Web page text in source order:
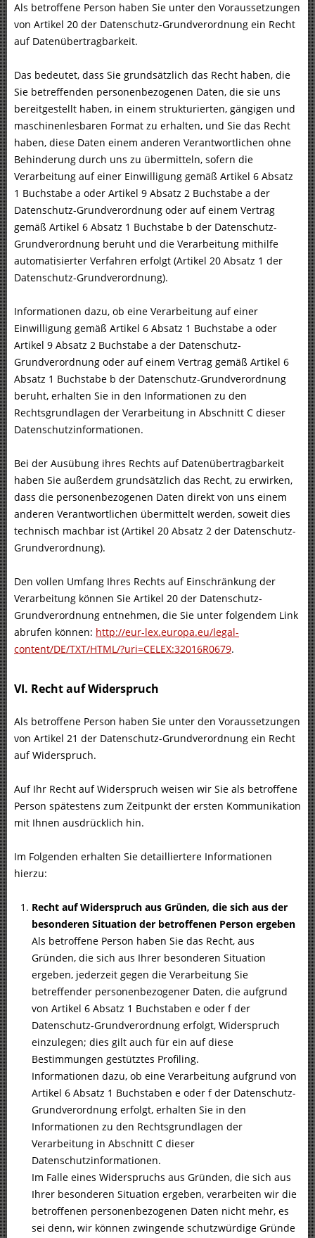
Als betroffene Person haben Sie unter den Voraussetzungen
von Artikel 20 der Datenschutz-Grundverordnung ein Recht
auf Datenübertragbarkeit.
Das bedeutet, dass Sie grundsätzlich das Recht haben, die
Sie betreffenden personenbezogenen Daten, die sie uns
bereitgestellt haben, in einem strukturierten, gängigen und
maschinenlesbaren Format zu erhalten, und Sie das Recht
haben, diese Daten einem anderen Verantwortlichen ohne
Behinderung durch uns zu übermitteln, sofern die
Verarbeitung auf einer Einwilligung gemäß Artikel 6 Absatz
1 Buchstabe a oder Artikel 9 Absatz 2 Buchstabe a der
Datenschutz-Grundverordnung oder auf einem Vertrag
gemäß Artikel 6 Absatz 1 Buchstabe b der Datenschutz-
Grundverordnung beruht und die Verarbeitung mithilfe
automatisierter Verfahren erfolgt (Artikel 20 Absatz 1 der
Datenschutz-Grundverordnung).
Informationen dazu, ob eine Verarbeitung auf einer
Einwilligung gemäß Artikel 6 Absatz 1 Buchstabe a oder
Artikel 9 Absatz 2 Buchstabe a der Datenschutz-
Grundverordnung oder auf einem Vertrag gemäß Artikel 6
Absatz 1 Buchstabe b der Datenschutz-Grundverordnung
beruht, erhalten Sie in den Informationen zu den
Rechtsgrundlagen der Verarbeitung in Abschnitt C dieser
Datenschutzinformationen.
Bei der Ausübung ihres Rechts auf Datenübertragbarkeit
haben Sie außerdem grundsätzlich das Recht, zu erwirken,
dass die personenbezogenen Daten direkt von uns einem
anderen Verantwortlichen übermittelt werden, soweit dies
technisch machbar ist (Artikel 20 Absatz 2 der Datenschutz-
Grundverordnung).
Den vollen Umfang Ihres Rechts auf Einschränkung der
Verarbeitung können Sie Artikel 20 der Datenschutz-
Grundverordnung entnehmen, die Sie unter folgendem Link
abrufen können: http://eur-lex.europa.eu/legal-
content/DE/TXT/HTML/?uri=CELEX:32016R0679.
VI. Recht auf Widerspruch
Als betroffene Person haben Sie unter den Voraussetzungen
von Artikel 21 der Datenschutz-Grundverordnung ein Recht
auf Widerspruch.
Auf Ihr Recht auf Widerspruch weisen wir Sie als betroffene
Person spätestens zum Zeitpunkt der ersten Kommunikation
mit Ihnen ausdrücklich hin.
Im Folgenden erhalten Sie detailliertere Informationen
hierzu:
Recht auf Widerspruch aus Gründen, die sich aus der
besonderen Situation der betroffenen Person ergeben
Als betroffene Person haben Sie das Recht, aus
Gründen, die sich aus Ihrer besonderen Situation
ergeben, jederzeit gegen die Verarbeitung Sie
betreffender personenbezogener Daten, die aufgrund
von Artikel 6 Absatz 1 Buchstaben e oder f der
Datenschutz-Grundverordnung erfolgt, Widerspruch
einzulegen; dies gilt auch für ein auf diese
Bestimmungen gestütztes Profiling.
Informationen dazu, ob eine Verarbeitung aufgrund von
Artikel 6 Absatz 1 Buchstaben e oder f der Datenschutz-
Grundverordnung erfolgt, erhalten Sie in den
Informationen zu den Rechtsgrundlagen der
Verarbeitung in Abschnitt C dieser
Datenschutzinformationen.
Im Falle eines Widerspruchs aus Gründen, die sich aus
Ihrer besonderen Situation ergeben, verarbeiten wir die
betroffenen personenbezogenen Daten nicht mehr, es
sei denn, wir können zwingende schutzwürdige Gründe